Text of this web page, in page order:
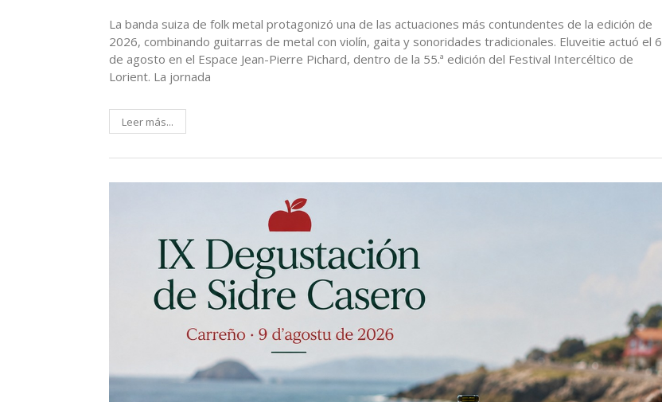
La banda suiza de folk metal protagonizó una de las actuaciones más contundentes de la edición de
2026, combinando guitarras de metal con violín, gaita y sonoridades tradicionales. Eluveitie actuó el 6
de agosto en el Espace Jean-Pierre Pichard, dentro de la 55.ª edición del Festival Intercéltico de
Lorient. La jornada
Leer más...